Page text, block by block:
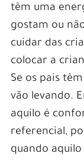
têm uma
gostam ou
cuidar das
colocar a
Se os pais
vão levando.
aquilo é
referencial,
quando